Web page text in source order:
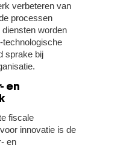
verbeteren van
processen
worden
technologische
sprake bij
en
fiscale
innovatie is de
en